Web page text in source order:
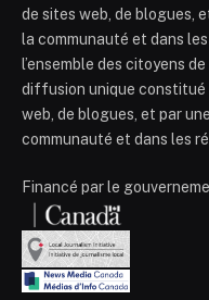
de sites web, de blogues,
la communauté et dans
l’ensemble des citoyens
diffusion unique constitué
web, de blogues, et par
communauté et dans les
Financé par le